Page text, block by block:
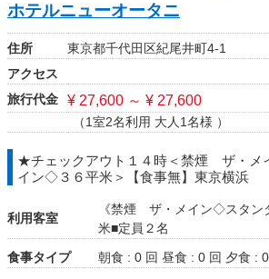
ホテルニューオータニ
住所
東京都千代田区紀尾井町4-1
アクセス
旅行代金
¥ 27,600 ～ ¥ 27,600
（1室2名利用 大人1名様 ）
★チェックアウト１４時＜禁煙 ザ・メ
イン◇３６平米＞【食事無】東京横浜
利用客室
《禁煙 ザ・メイン◇スタン
米■定員２名
食事タイプ
朝食 : 0 回 昼食 : 0 回 夕食 :